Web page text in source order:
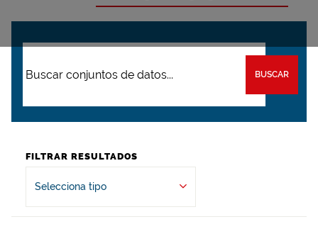
BUSCAR
FILTRAR RESULTADOS
Selecciona tipo